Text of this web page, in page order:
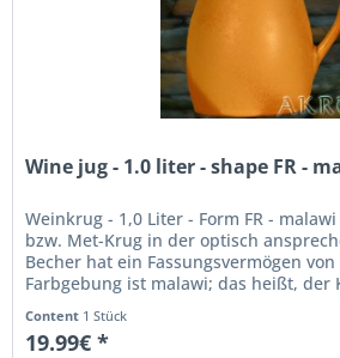
Wine jug - 1.0 liter - shape FR -
Weinkrug - 1,0 Liter - Form FR -
bzw. Met-Krug in der optisch
Becher hat ein Fassungsvermögen von
Farbgebung ist malawi; das heißt, der
Content 1 Stück
19.99€ *